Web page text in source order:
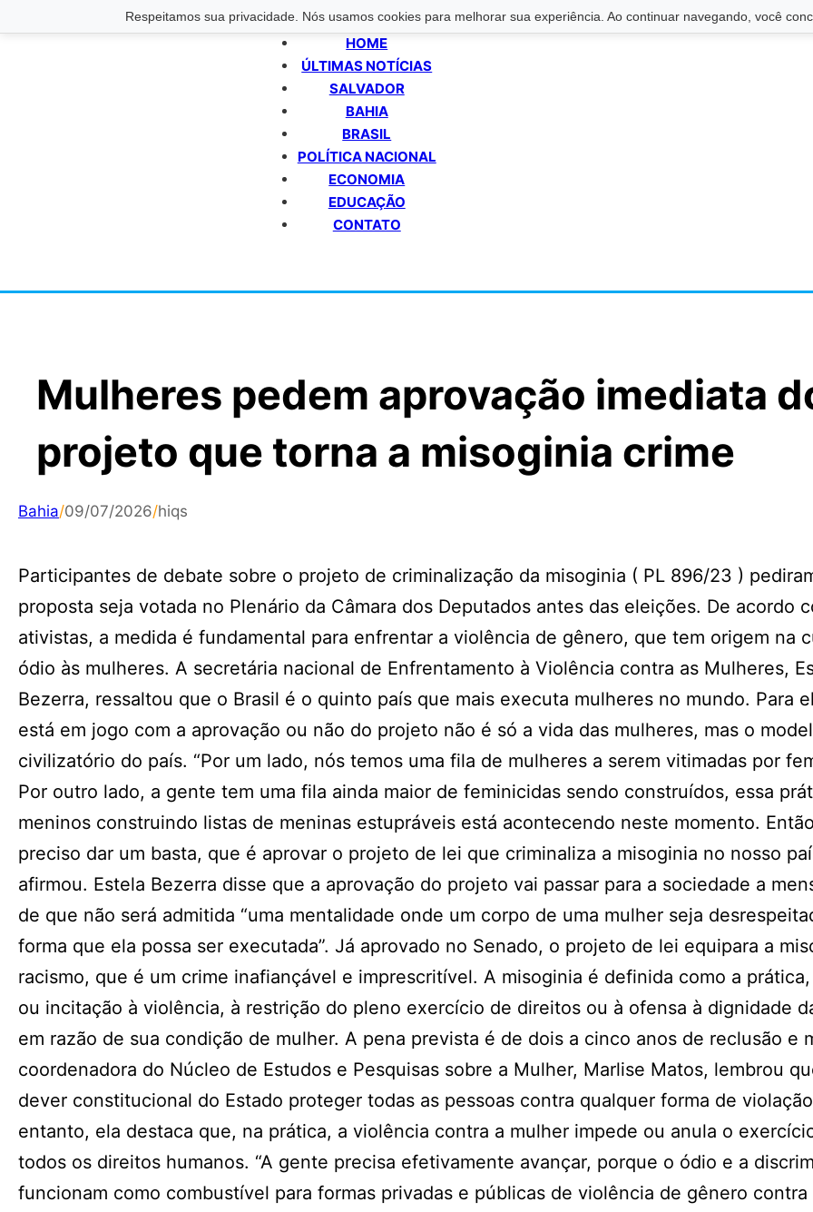
Respeitamos sua privacidade. Nós usamos cookies para melhorar sua experiência. Ao continuar navegando, você
HOME
ÚLTIMAS NOTÍCIAS
SALVADOR
BAHIA
BRASIL
POLÍTICA NACIONAL
ECONOMIA
EDUCAÇÃO
CONTATO
Mulheres pedem aprovação imediata
projeto que torna a misoginia crime
Bahia/09/07/2026/hiqs
Participantes de debate sobre o projeto de criminalização da misoginia ( PL 896/23 )
proposta seja votada no Plenário da Câmara dos Deputados antes das eleições. De acordo
ativistas, a medida é fundamental para enfrentar a violência de gênero, que tem origem na
ódio às mulheres. A secretária nacional de Enfrentamento à Violência contra as Mulheres,
Bezerra, ressaltou que o Brasil é o quinto país que mais executa mulheres no mundo. Para
está em jogo com a aprovação ou não do projeto não é só a vida das mulheres, mas o
civilizatório do país. “Por um lado, nós temos uma fila de mulheres a serem vitimadas por
Por outro lado, a gente tem uma fila ainda maior de feminicidas sendo construídos, essa
meninos construindo listas de meninas estupráveis está acontecendo neste momento.
preciso dar um basta, que é aprovar o projeto de lei que criminaliza a misoginia no nosso
afirmou. Estela Bezerra disse que a aprovação do projeto vai passar para a sociedade a
de que não será admitida “uma mentalidade onde um corpo de uma mulher seja
forma que ela possa ser executada”. Já aprovado no Senado, o projeto de lei equipara a
racismo, que é um crime inafiançável e imprescritível. A misoginia é definida como a
ou incitação à violência, à restrição do pleno exercício de direitos ou à ofensa à dignidade
em razão de sua condição de mulher. A pena prevista é de dois a cinco anos de reclusão e
coordenadora do Núcleo de Estudos e Pesquisas sobre a Mulher, Marlise Matos, lembrou
dever constitucional do Estado proteger todas as pessoas contra qualquer forma de
entanto, ela destaca que, na prática, a violência contra a mulher impede ou anula o
todos os direitos humanos. “A gente precisa efetivamente avançar, porque o ódio e a
funcionam como combustível para formas privadas e públicas de violência de gênero contra